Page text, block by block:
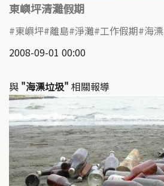
東嶼坪清灘假期
東嶼坪 離島 淨灘 工作假期 海
2008-09-01 00:00
與 "海漂垃圾" 相關報導